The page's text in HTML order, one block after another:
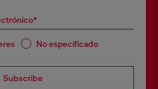
No especificado
Subscribe